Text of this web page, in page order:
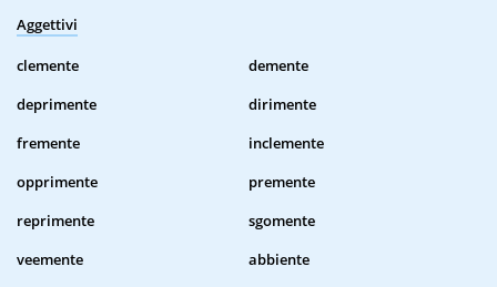
Aggettivi
clemente
demente
deprimente
dirimente
fremente
inclemente
opprimente
premente
reprimente
sgomente
veemente
abbiente